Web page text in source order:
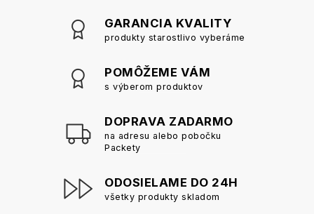
GARANCIA KVALITY
produkty starostlivo vyberáme
POMÔŽEME VÁM
s výberom produktov
DOPRAVA ZADARMO
na adresu alebo pobočku
Packety
ODOSIELAME DO 24H
všetky produkty skladom